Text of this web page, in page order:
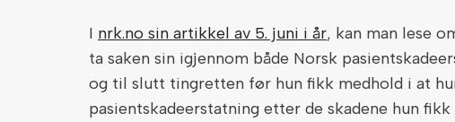
I nrk.no sin artikkel av 5. juni i år, kan man lese
ta saken sin igjennom både Norsk
og til slutt tingretten før hun fikk medhold i at
pasientskadeerstatning etter de skadene hun fikk